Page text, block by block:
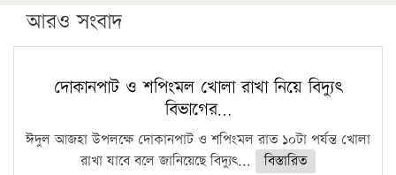
পিএইচডি করছেন কুয়েটের কৃতি…
সারা দেশে বজ্রাঘাতে ১৪ জনের প্রাণহানি
কঠোর হচ্ছে এসএসসি ও এইচএসসি পরীক্ষা
ফরিদগঞ্জে আগুনে পুড়লো ৬ ব্যবসা প্রতিষ্ঠান
আরও সংবাদ
দোকানপাট ও শপিংমল খোলা রাখা নিয়ে বিদ্যুৎ
বিভাগের…
ঈদুল আজহা উপলক্ষে দোকানপাট ও শপিংমল রাত ১০টা পর্যন্ত খোলা
রাখা যাবে বলে জানিয়েছে বিদ্যুৎ...
বিস্তারিত